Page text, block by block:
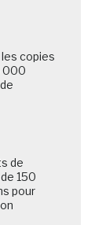
copies
000
de
150
pour